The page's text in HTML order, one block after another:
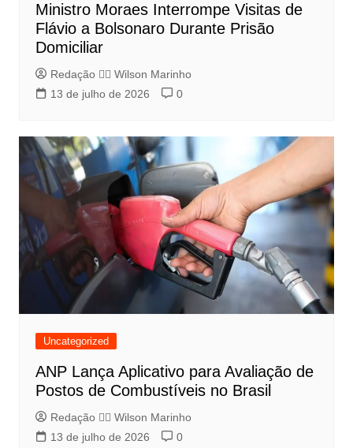
Ministro Moraes Interrompe Visitas de
Flávio a Bolsonaro Durante Prisão
Domiciliar
Redação 👨‍⚖️​ Wilson Marinho
13 de julho de 2026
0
Uncategorized
ANP Lança Aplicativo para Avaliação de
Postos de Combustíveis no Brasil
Redação 👨‍⚖️​ Wilson Marinho
13 de julho de 2026
0